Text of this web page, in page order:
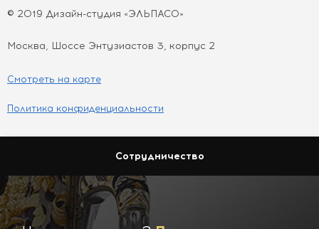
© 2019 Дизайн-студия «ЭЛЬПАСО»
Москва, Шоссе Энтузиастов 3, корпус 2
Смотреть на карте
Политика конфиденциальности
Сотрудничество